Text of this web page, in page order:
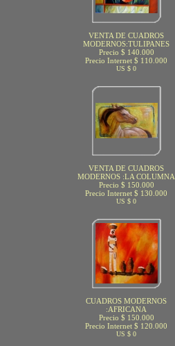
VENTA DE CUADROS
MODERNOS:TULIPANES
Precio $ 140.000
Precio Internet $ 110.000
US $ 0
VENTA DE CUADROS
MODERNOS :LA COLUMNA
Precio $ 150.000
Precio Internet $ 130.000
US $ 0
CUADROS MODERNOS
:AFRICANA
Precio $ 150.000
Precio Internet $ 120.000
US $ 0